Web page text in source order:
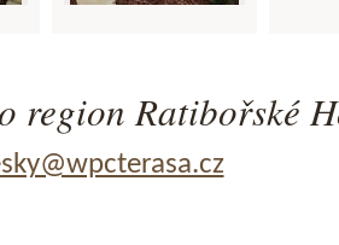
region Ratibořské